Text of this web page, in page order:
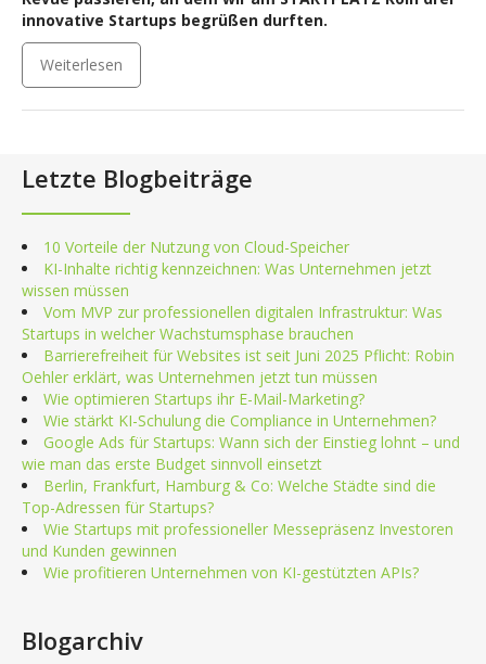
innovative Startups begrüßen durften.
Weiterlesen
Letzte Blogbeiträge
10 Vorteile der Nutzung von Cloud-Speicher
KI-Inhalte richtig kennzeichnen: Was Unternehmen jetzt
wissen müssen
Vom MVP zur professionellen digitalen Infrastruktur: Was
Startups in welcher Wachstumsphase brauchen
Barrierefreiheit für Websites ist seit Juni 2025 Pflicht: Robin
Oehler erklärt, was Unternehmen jetzt tun müssen
Wie optimieren Startups ihr E-Mail-Marketing?
Wie stärkt KI-Schulung die Compliance in Unternehmen?
Google Ads für Startups: Wann sich der Einstieg lohnt – und
wie man das erste Budget sinnvoll einsetzt
Berlin, Frankfurt, Hamburg & Co: Welche Städte sind die
Top-Adressen für Startups?
Wie Startups mit professioneller Messepräsenz Investoren
und Kunden gewinnen
Wie profitieren Unternehmen von KI-gestützten APIs?
Blogarchiv